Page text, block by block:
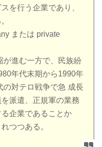
を行う企業であり、
または private
が進む一方で、民族紛
年代末期から1990年
の対テロ戦争で急 成長
派遣、正規軍の業務
企業であることか
つつある。